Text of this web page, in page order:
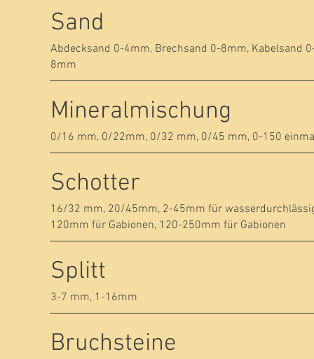
Sand
Abdecksand 0-4mm, Brechsand 0-8mm, Kabelsand
8mm
Mineralmischung
0/16 mm, 0/22mm, 0/32 mm, 0/45 mm, 0-150
Schotter
16/32 mm, 20/45mm, 2-45mm für
120mm für Gabionen, 120-250mm für Gabionen
Splitt
3-7 mm, 1-16mm
Bruchsteine